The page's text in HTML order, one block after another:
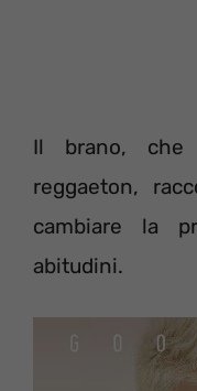
Il brano, che
reggaeton,
cambiare la
abitudini.